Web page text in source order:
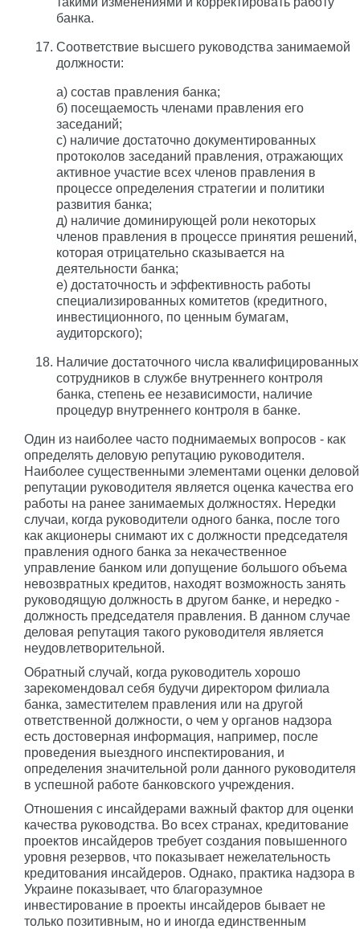
банка.
Соответствие высшего руководства занимаемой
должности:
а) состав правления банка;
б) посещаемость членами правления его
заседаний;
с) наличие достаточно документированных
протоколов заседаний правления, отражающих
активное участие всех членов правления в
процессе определения стратегии и политики
развития банка;
д) наличие доминирующей роли некоторых
членов правления в процессе принятия решений,
которая отрицательно сказывается на
деятельности банка;
е) достаточность и эффективность работы
специализированных комитетов (кредитного,
инвестиционного, по ценным бумагам,
аудиторского);
Наличие достаточного числа квалифицированных
сотрудников в службе внутреннего контроля
банка, степень ее независимости, наличие
процедур внутреннего контроля в банке.
Один из наиболее часто поднимаемых вопросов - как
определять деловую репутацию руководителя.
Наиболее существенными элементами оценки деловой
репутации руководителя является оценка качества его
работы на ранее занимаемых должностях. Нередки
случаи, когда руководители одного банка, после того
как акционеры снимают их с должности председателя
правления одного банка за некачественное
управление банком или допущение большого объема
невозвратных кредитов, находят возможность занять
руководящую должность в другом банке, и нередко -
должность председателя правления. В данном случае
деловая репутация такого руководителя является
неудовлетворительной.
Обратный случай, когда руководитель хорошо
зарекомендовал себя будучи директором филиала
банка, заместителем правления или на другой
ответственной должности, о чем у органов надзора
есть достоверная информация, например, после
проведения выездного инспектирования, и
определения значительной роли данного руководителя
в успешной работе банковского учреждения.
Отношения с инсайдерами важный фактор для оценки
качества руководства. Во всех странах, кредитование
проектов инсайдеров требует создания повышенного
уровня резервов, что показывает нежелательность
кредитования инсайдеров. Однако, практика надзора в
Украине показывает, что благоразумное
инвестирование в проекты инсайдеров бывает не
только позитивным, но и иногда единственным